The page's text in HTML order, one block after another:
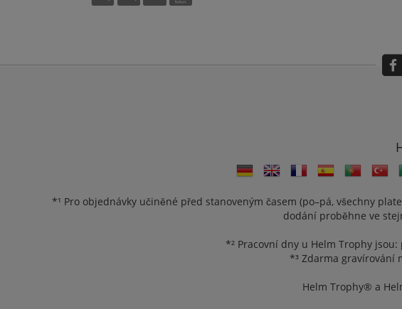
*¹ Pro objednávky učiněné před stanoveným časem (po–pá, všechny
dodání proběhne ve
*² Pracovní dny u Helm Trophy
*³ Zdarma gravírování
Helm Trophy® a